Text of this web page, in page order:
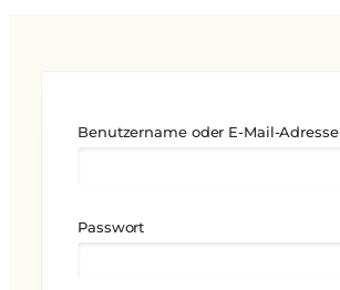
Benutzername oder E-Mail-Adresse
Passwort